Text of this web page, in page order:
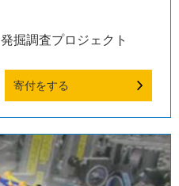
掘調査プロジェクト
寄付をする